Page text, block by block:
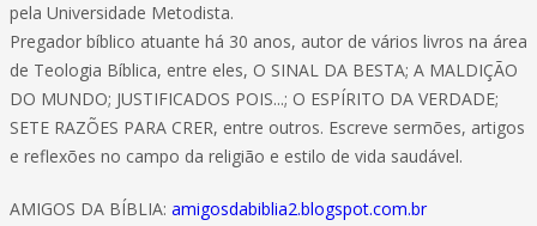
pela Universidade Metodista.
Pregador bíblico atuante há 30 anos, autor de vários livros na área
de Teologia Bíblica, entre eles, O SINAL DA BESTA; A MALDIÇÃO
DO MUNDO; JUSTIFICADOS POIS...; O ESPÍRITO DA VERDADE;
SETE RAZÕES PARA CRER, entre outros. Escreve sermões, artigos
e reflexões no campo da religião e estilo de vida saudável.
AMIGOS DA BÍBLIA: amigosdabiblia2.blogspot.com.br